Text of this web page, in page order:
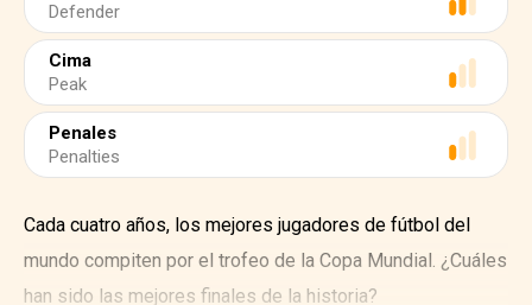
Defender
Cima
Peak
Penales
Penalties
Cada cuatro años, los mejores jugadores de fútbol del
mundo compiten por el trofeo de la Copa Mundial. ¿Cuáles
han sido las mejores finales de la historia?